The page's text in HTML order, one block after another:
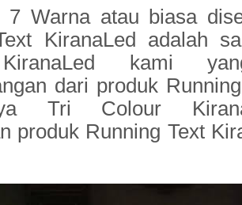
7 Warna atau biasa
KiranaLed adalah
kami
dari produk
Tri Colour
produk Running Text